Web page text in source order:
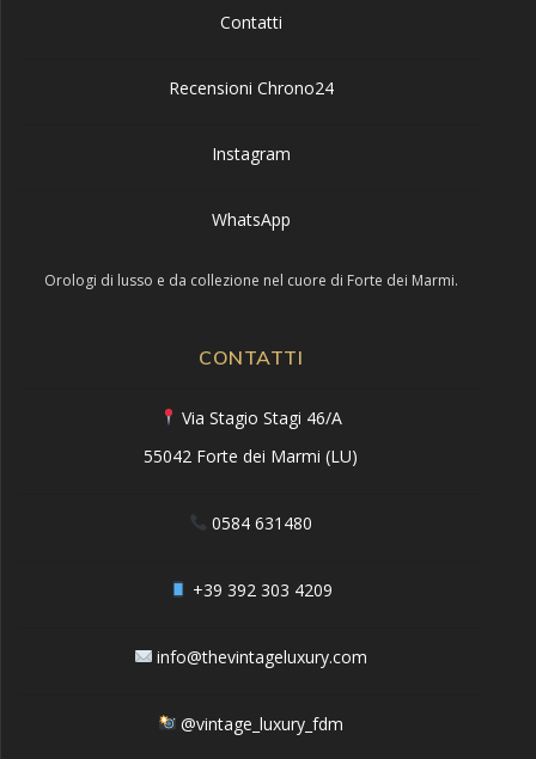
Contatti
Recensioni Chrono24
Instagram
WhatsApp
Orologi di lusso e da collezione nel cuore di Forte dei Marmi.
CONTATTI
Via Stagio Stagi 46/A
55042 Forte dei Marmi (LU)
0584 631480
+39 392 303 4209
info@thevintageluxury.com
@vintage_luxury_fdm